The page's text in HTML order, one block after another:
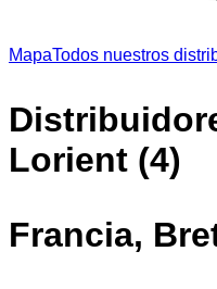
MapaTodos nuestros
Lorient (4)
Francia,